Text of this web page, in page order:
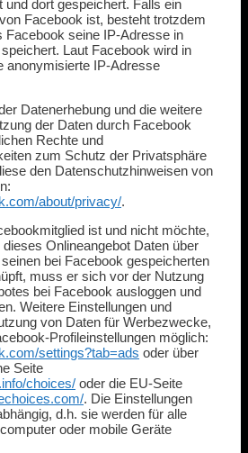
und dort gespeichert. Falls ein
Facebook ist, besteht trotzdem
Facebook seine IP-Adresse in
Laut Facebook wird in
anonymisierte IP-Adresse
Datenerhebung und die weitere
der Daten durch Facebook
Rechte und
zum Schutz der Privatsphäre
den Datenschutzhinweisen von
about/privacy/.
ist und nicht möchte,
Onlineangebot Daten über
bei Facebook gespeicherten
muss er sich vor der Nutzung
bei Facebook ausloggen und
Weitere Einstellungen und
von Daten für Werbezwecke,
Profileinstellungen möglich:
settings?tab=ads oder über
Seite
choices/ oder die EU-Seite
. Die Einstellungen
d.h. sie werden für alle
oder mobile Geräte